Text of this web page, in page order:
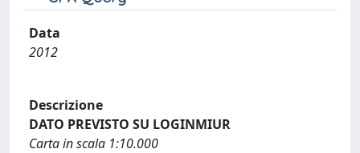
Data
2012
Descrizione
DATO PREVISTO SU LOGINMIUR
Carta in scala 1:10.000